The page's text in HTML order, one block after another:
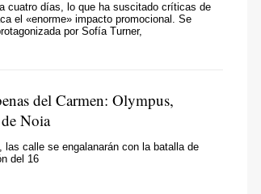
cuatro días, lo que ha suscitado críticas de
el «enorme» impacto promocional. Se
por Sofía Turner,
del Carmen: Olympus,
Noia
las calle se engalanarán con la batalla de
del 16